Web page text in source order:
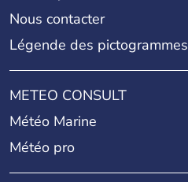
Nous contacter
Légende des pictogrammes
METEO CONSULT
Météo Marine
Météo pro